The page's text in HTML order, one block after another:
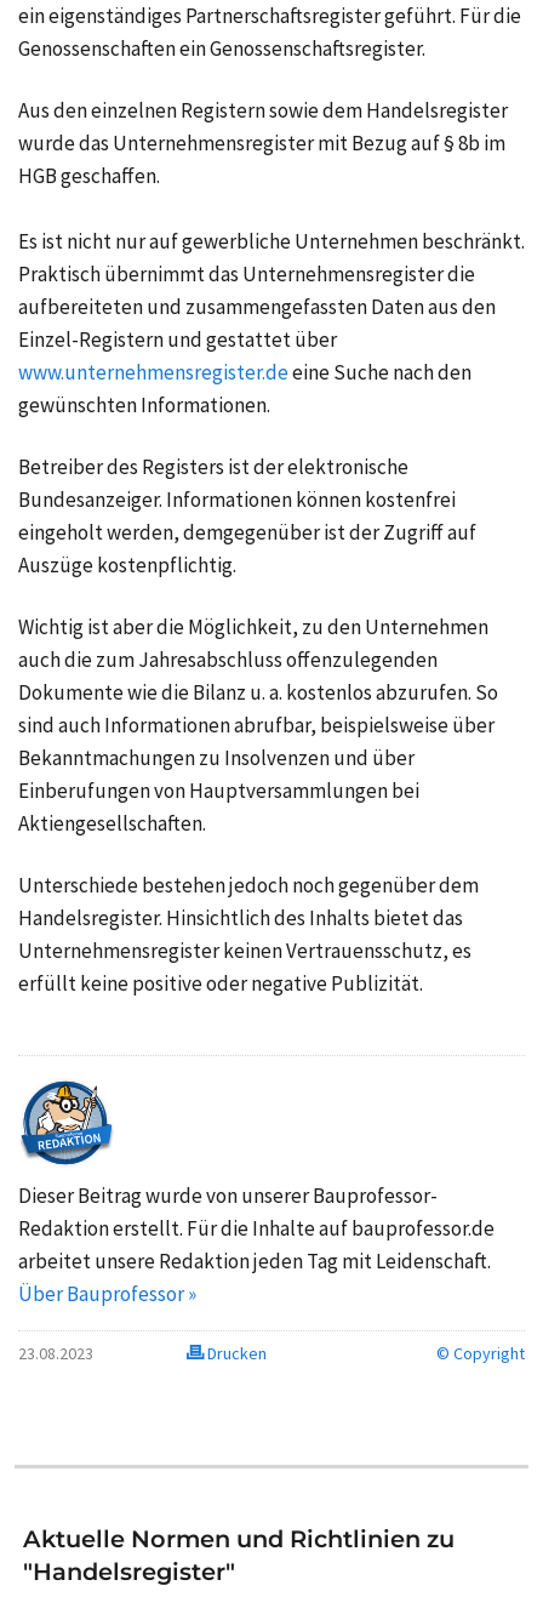
ein eigenständiges Partnerschaftsregister geführt. Für die
Genossenschaften ein Genossenschaftsregister.
Aus den einzelnen Registern sowie dem Handelsregister
wurde das Unternehmensregistermit Bezug auf § 8b im
HGB geschaffen.
Es ist nicht nur auf gewerbliche Unternehmen beschränkt.
Praktisch übernimmt das Unternehmensregister die
aufbereiteten und zusammengefassten Daten aus den
Einzel-Registern und gestattet über
www.unternehmensregister.deeine Suche nach den
gewünschten Informationen.
Betreiber des Registers ist der elektronische
Bundesanzeiger. Informationen können kostenfrei
eingeholt werden, demgegenüber ist der Zugriff auf
Auszüge kostenpflichtig.
Wichtig ist aber die Möglichkeit, zu den Unternehmen
auch die zum Jahresabschluss offenzulegenden
Dokumente wie die Bilanz u. a. kostenlos abzurufen. So
sind auch Informationen abrufbar, beispielsweise über
Bekanntmachungen zu Insolvenzen und über
Einberufungen von Hauptversammlungen bei
Aktiengesellschaften.
Unterschiede bestehen jedoch noch gegenüber dem
Handelsregister. Hinsichtlich des Inhalts bietet das
Unternehmensregister keinen Vertrauensschutz, es
erfüllt keine positive oder negative Publizität.
Dieser Beitrag wurde von unserer Bauprofessor-
Redaktion erstellt. Für die Inhalte auf bauprofessor.de
arbeitet unsere Redaktion jeden Tag mit Leidenschaft.
Über Bauprofessor »
23.08.2023 Drucken © Copyright
Aktuelle Normen und Richtlinien zu
"Handelsregister"